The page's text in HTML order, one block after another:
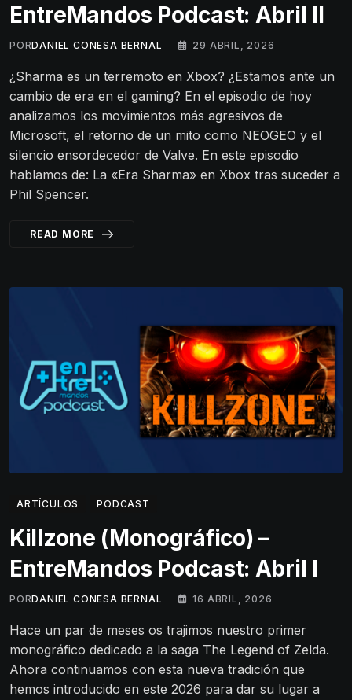
EntreMandos Podcast: Abril II
PORDANIEL CONESA BERNAL 29 ABRIL, 2026
¿Sharma es un terremoto en Xbox? ¿Estamos ante un
cambio de era en el gaming? En el episodio de hoy
analizamos los movimientos más agresivos de
Microsoft, el retorno de un mito como NEOGEO y el
silencio ensordecedor de Valve. En este episodio
hablamos de: La «Era Sharma» en Xbox tras suceder a
Phil Spencer.
READ MORE
ARTÍCULOS PODCAST
Killzone (Monográfico) –
EntreMandos Podcast: Abril I
PORDANIEL CONESA BERNAL 16 ABRIL, 2026
Hace un par de meses os trajimos nuestro primer
monográfico dedicado a la saga The Legend of Zelda.
Ahora continuamos con esta nueva tradición que
hemos introducido en este 2026 para dar su lugar a